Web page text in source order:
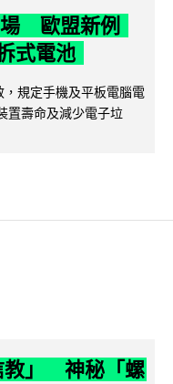
場 歐盟新例
式電池
規定手機及平板電腦電
置壽命及減少電子垃
教」 神秘「螺